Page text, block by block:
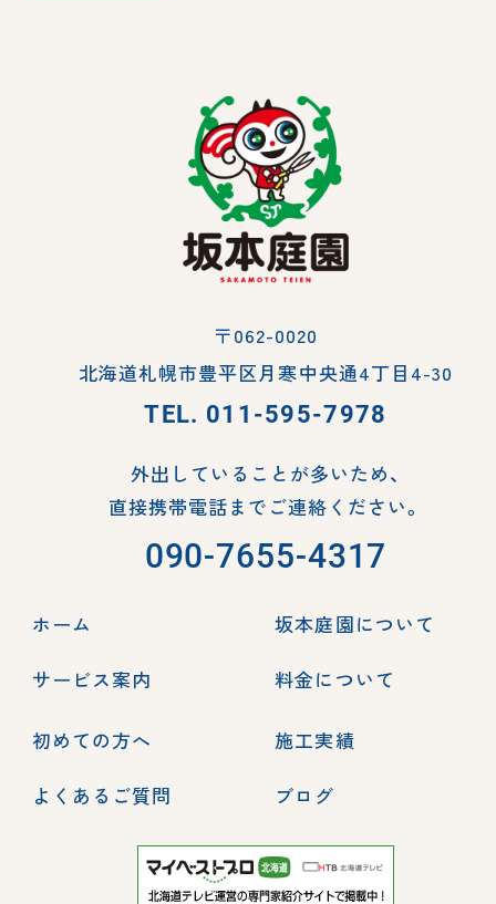
〒062-0020
北海道札幌市豊平区月寒中央通4丁目4-30
TEL. 011-595-7978
外出していることが多いため、
直接携帯電話までご連絡ください。
090-7655-4317
ホーム
坂本庭園について
サービス案内
料金について
初めての方へ
施工実績
よくあるご質問
ブログ